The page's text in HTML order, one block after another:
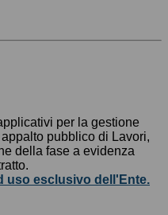
per la gestione
pubblico di Lavori,
della fase a evidenza
uso esclusivo dell'Ente.